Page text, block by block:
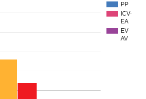
PP
ICV-
EA
EV-
AV